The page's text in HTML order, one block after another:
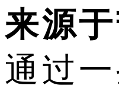
来源
通过